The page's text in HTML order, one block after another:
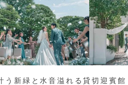
う新緑と水音溢れる貸切迎賓館